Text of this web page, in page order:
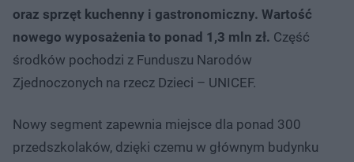
oraz sprzęt kuchenny i gastronomiczny. Wartość
nowego wyposażenia to ponad 1,3 mln zł. Część
środków pochodzi z Funduszu Narodów
Zjednoczonych na rzecz Dzieci – UNICEF.
Nowy segment zapewnia miejsce dla ponad 300
przedszkolaków, dzięki czemu w głównym budynku